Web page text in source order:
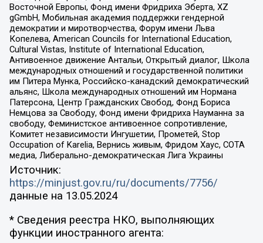
Восточной Европы, Фонд имени Фридриха Эберта, XZ
gGmbH, Мобильная академия поддержки гендерной
демократии и миротворчества, Форум имени Льва
Копелева, American Councils for International Education,
Cultural Vistas, Institute of International Education,
Антивоенное движение Антальи, Открытый диалог, Школа
международных отношений и государственной политики
им Питера Мунка, Российско-канадский демократический
альянс, Школа международных отношений им Нормана
Патерсона, Центр Гражданских Свобод, Фонд Бориса
Немцова за Свободу, Фонд имени Фридриха Науманна за
свободу, Феминистское антивоенное сопротивление,
Комитет независимости Ингушетии, Прометей, Stop
Occupation of Karelia, Вернись живым, Фридом Хаус, СОТА
медиа, Либерально-демократическая Лига Украины
Источник:
https://minjust.gov.ru/ru/documents/7756/
данные на 13.05.2024
* Сведения реестра НКО, выполняющих
функции иностранного агента: